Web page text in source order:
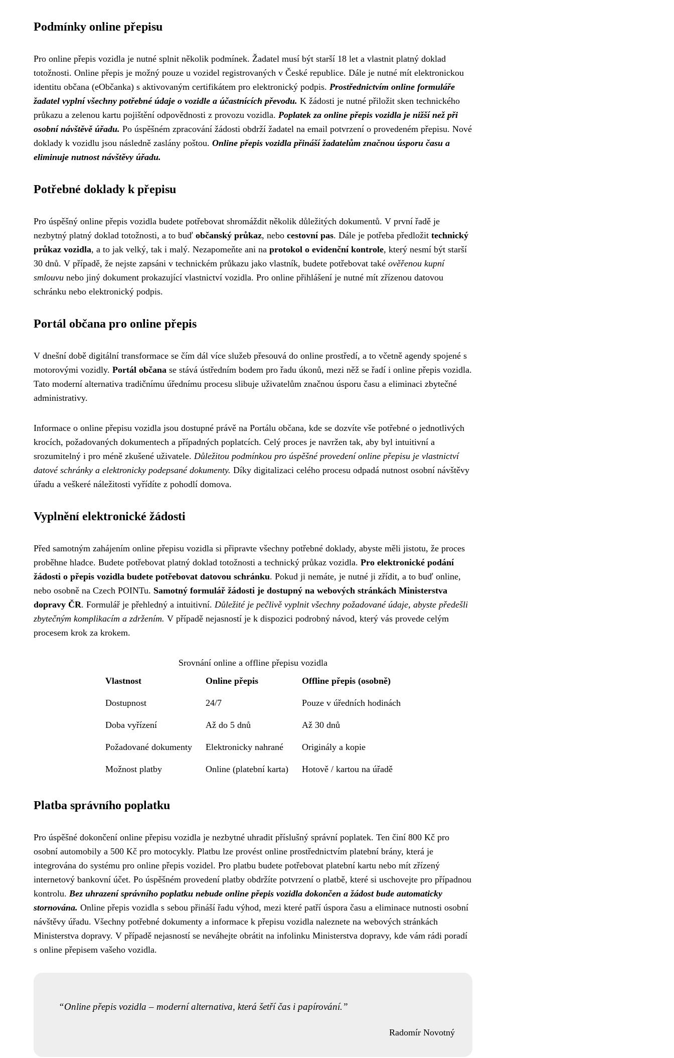
Podmínky online přepisu
Pro online přepis vozidla je nutné splnit několik podmínek. Žadatel musí být starší 18 let a vlastnit platný doklad
totožnosti. Online přepis je možný pouze u vozidel registrovaných v České republice. Dále je nutné mít elektronickou
identitu občana (eObčanka) s aktivovaným certifikátem pro elektronický podpis. Prostřednictvím online formuláře
žadatel vyplní všechny potřebné údaje o vozidle a účastnících převodu. K žádosti je nutné přiložit sken technického
průkazu a zelenou kartu pojištění odpovědnosti z provozu vozidla. Poplatek za online přepis vozidla je nižší než při
osobní návštěvě úřadu. Po úspěšném zpracování žádosti obdrží žadatel na email potvrzení o provedeném přepisu. Nové
doklady k vozidlu jsou následně zaslány poštou. Online přepis vozidla přináší žadatelům značnou úsporu času a
eliminuje nutnost návštěvy úřadu.
Potřebné doklady k přepisu
Pro úspěšný online přepis vozidla budete potřebovat shromáždit několik důležitých dokumentů. V první řadě je
nezbytný platný doklad totožnosti, a to buď občanský průkaz, nebo cestovní pas. Dále je potřeba předložit technický
průkaz vozidla, a to jak velký, tak i malý. Nezapomeňte ani na protokol o evidenční kontrole, který nesmí být starší
30 dnů. V případě, že nejste zapsáni v technickém průkazu jako vlastník, budete potřebovat také ověřenou kupní
smlouvu nebo jiný dokument prokazující vlastnictví vozidla. Pro online přihlášení je nutné mít zřízenou datovou
schránku nebo elektronický podpis.
Portál občana pro online přepis
V dnešní době digitální transformace se čím dál více služeb přesouvá do online prostředí, a to včetně agendy spojené s
motorovými vozidly. Portál občana se stává ústředním bodem pro řadu úkonů, mezi něž se řadí i online přepis vozidla.
Tato moderní alternativa tradičnímu úřednímu procesu slibuje uživatelům značnou úsporu času a eliminaci zbytečné
administrativy.
Informace o online přepisu vozidla jsou dostupné právě na Portálu občana, kde se dozvíte vše potřebné o jednotlivých
krocích, požadovaných dokumentech a případných poplatcích. Celý proces je navržen tak, aby byl intuitivní a
srozumitelný i pro méně zkušené uživatele. Důležitou podmínkou pro úspěšné provedení online přepisu je vlastnictví
datové schránky a elektronicky podepsané dokumenty. Díky digitalizaci celého procesu odpadá nutnost osobní návštěvy
úřadu a veškeré náležitosti vyřídíte z pohodlí domova.
Vyplnění elektronické žádosti
Před samotným zahájením online přepisu vozidla si připravte všechny potřebné doklady, abyste měli jistotu, že proces
proběhne hladce. Budete potřebovat platný doklad totožnosti a technický průkaz vozidla. Pro elektronické podání
žádosti o přepis vozidla budete potřebovat datovou schránku. Pokud ji nemáte, je nutné ji zřídit, a to buď online,
nebo osobně na Czech POINTu. Samotný formulář žádosti je dostupný na webových stránkách Ministerstva
dopravy ČR. Formulář je přehledný a intuitivní. Důležité je pečlivě vyplnit všechny požadované údaje, abyste předešli
zbytečným komplikacím a zdržením. V případě nejasností je k dispozici podrobný návod, který vás provede celým
procesem krok za krokem.
Srovnání online a offline přepisu vozidla
Vlastnost
Online přepis Offline přepis (osobně)
Dostupnost 24/7 Pouze v úředních hodinách
Doba vyřízení Až do 5 dnů Až 30 dnů
Požadované dokumenty Elektronicky nahrané Originály a kopie
Možnost platby Online (platební karta) Hotově / kartou na úřadě
Platba správního poplatku
Pro úspěšné dokončení online přepisu vozidla je nezbytné uhradit příslušný správní poplatek. Ten činí 800 Kč pro
osobní automobily a 500 Kč pro motocykly. Platbu lze provést online prostřednictvím platební brány, která je
integrována do systému pro online přepis vozidel. Pro platbu budete potřebovat platební kartu nebo mít zřízený
internetový bankovní účet. Po úspěšném provedení platby obdržíte potvrzení o platbě, které si uschovejte pro případnou
kontrolu. Bez uhrazení správního poplatku nebude online přepis vozidla dokončen a žádost bude automaticky
stornována. Online přepis vozidla s sebou přináší řadu výhod, mezi které patří úspora času a eliminace nutnosti osobní
návštěvy úřadu. Všechny potřebné dokumenty a informace k přepisu vozidla naleznete na webových stránkách
Ministerstva dopravy. V případě nejasností se neváhejte obrátit na infolinku Ministerstva dopravy, kde vám rádi poradí
s online přepisem vašeho vozidla.
Online přepis vozidla – moderní alternativa, která šetří čas i papírování.
Radomír Novotný